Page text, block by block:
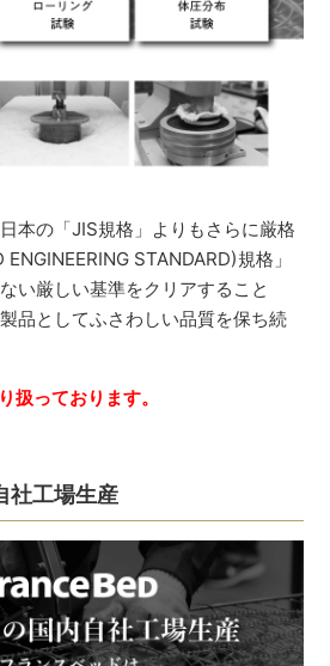
本の「JIS規格」よりもさらに厳格
STANDARD)規格」
い厳しい基準をクリアすること
品としてふさわしい品質を保ち続
扱っております。
社工場生産